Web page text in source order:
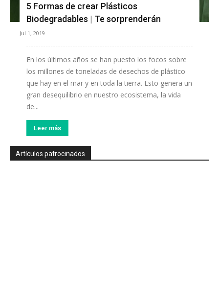
5 Formas de crear Plásticos
Biodegradables | Te sorprenderán
Jul 1, 2019
En los últimos años se han puesto los focos sobre
los millones de toneladas de desechos de plástico
que hay en el mar y en toda la tierra. Esto genera un
gran desequilibrio en nuestro ecosistema, la vida
de...
Leer más
Artículos patrocinados